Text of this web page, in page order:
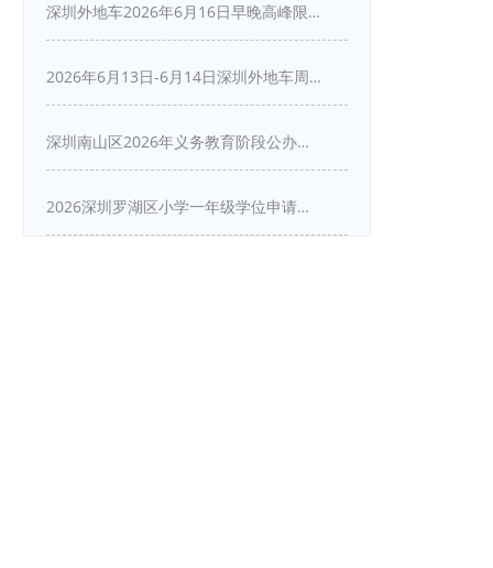
深圳外地车2026年6月16日早晚高峰限行详情
2026年6月13日-6月14日深圳外地车周末限行吗
深圳南山区2026年义务教育阶段公办学校新生入学申请指南
2026深圳罗湖区小学一年级学位申请指南